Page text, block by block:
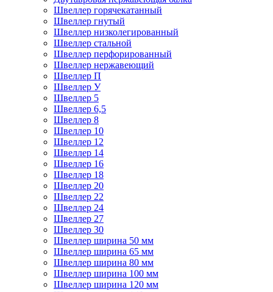
Швеллер горячекатанный
Швеллер гнутый
Швеллер низколегированный
Швеллер стальной
Швеллер перфорированный
Швеллер нержавеющий
Швеллер П
Швеллер У
Швеллер 5
Швеллер 6,5
Швеллер 8
Швеллер 10
Швеллер 12
Швеллер 14
Швеллер 16
Швеллер 18
Швеллер 20
Швеллер 22
Швеллер 24
Швеллер 27
Швеллер 30
Швеллер ширина 50 мм
Швеллер ширина 65 мм
Швеллер ширина 80 мм
Швеллер ширина 100 мм
Швеллер ширина 120 мм